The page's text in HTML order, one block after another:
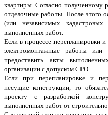
квартиры. Согласно полученному
отделочные работы. После этого
(или независимых
выполненных работ.
Если в процессе перепланировки
электромонтажные работы или
предоставить акты
организации с допуском СРО.
Если при перепланировке и
несущие конструкции, то
проекту с разработкой
выполненных работ от